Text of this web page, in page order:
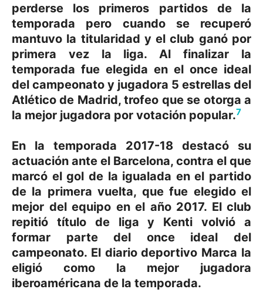
perderse los primeros partidos de la
temporada pero cuando se recuperó
mantuvo la titularidad y el club ganó por
primera vez la liga. ​ Al finalizar la
temporada fue elegida en el once ideal
del campeonato ​ y jugadora 5 estrellas del
Atlético de Madrid, trofeo que se otorga a
la mejor jugadora por votación popular.7
En la temporada 2017-18 destacó su
actuación ante el Barcelona, contra el que
marcó el gol de la igualada en el partido
de la primera vuelta, ​ que fue elegido el
mejor del equipo en el año 2017. ​ El club
repitió título de liga ​ y Kenti volvió a
formar parte del once ideal del
campeonato. ​ El diario deportivo Marca la
eligió como la mejor jugadora
iberoaméricana de la temporada.